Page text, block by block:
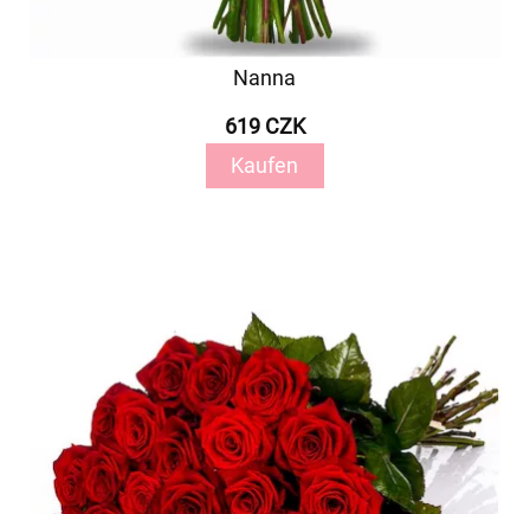
Nanna
619 CZK
Kaufen